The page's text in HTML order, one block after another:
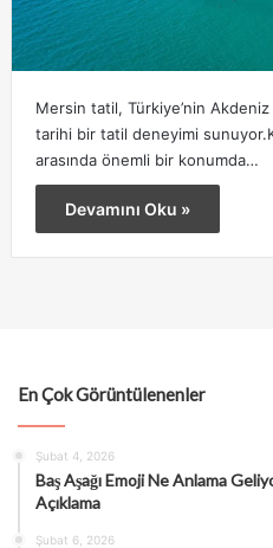
Mersin tatil, Türkiye’nin Akdeniz
tarihi bir tatil deneyimi
arasında önemli bir konumda…
Devamını Oku »
En Çok Görüntülenenler
Şubat 4, 2026
Baş Aşağı Emoji Ne Anlama
Açıklama
Şubat 6, 2026